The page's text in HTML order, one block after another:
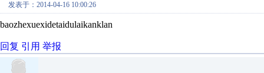
发表于：2014-04-16 10:00:26
baozhexuexidetaidulaikanklan
回复 引用 举报